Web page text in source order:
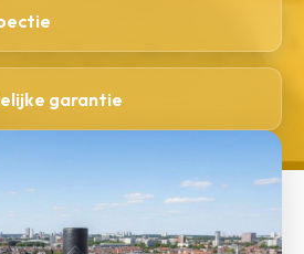
garantie